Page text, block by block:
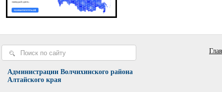
Администрации Волчихинского района
Алтайского края